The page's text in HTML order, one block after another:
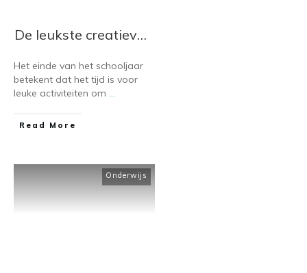
De leukste creatieve activiteiten om het schooljaar mee af te sluiten.
Het einde van het schooljaar
betekent dat het tijd is voor
leuke activiteiten om ...
​Read More
Onderwijs